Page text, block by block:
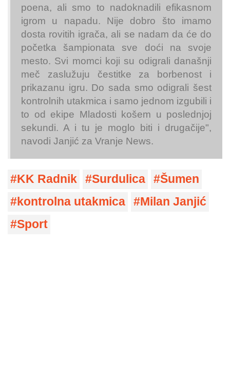
poena, ali smo to nadoknadili efikasnom
igrom u napadu. Nije dobro što imamo
dosta rovitih igrača, ali se nadam da će do
početka šampionata sve doći na svoje
mesto. Svi momci koji su odigrali današnji
meč zaslužuju čestitke za borbenost i
prikazanu igru. Do sada smo odigrali šest
kontrolnih utakmica i samo jednom izgubili i
to od ekipe Mladosti košem u poslednjoj
sekundi. A i tu je moglo biti i drugačije",
navodi Janjić za Vranje News.
KK Radnik Surdulica
Šumen
kontrolna utakmica
Milan Janjić
Sport